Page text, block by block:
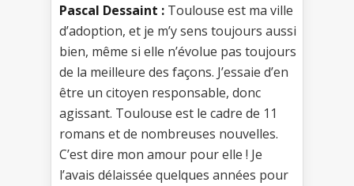
Pascal Dessaint : Toulouse est ma ville
d’adoption, et je m’y sens toujours aussi
bien, même si elle n’évolue pas toujours
de la meilleure des façons. J’essaie d’en
être un citoyen responsable, donc
agissant. Toulouse est le cadre de 11
romans et de nombreuses nouvelles.
C’est dire mon amour pour elle ! Je
l’avais délaissée quelques années pour